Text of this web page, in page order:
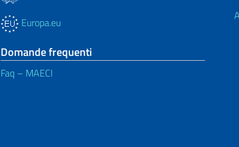
Europa.eu
Domande frequenti
Faq – MAECI